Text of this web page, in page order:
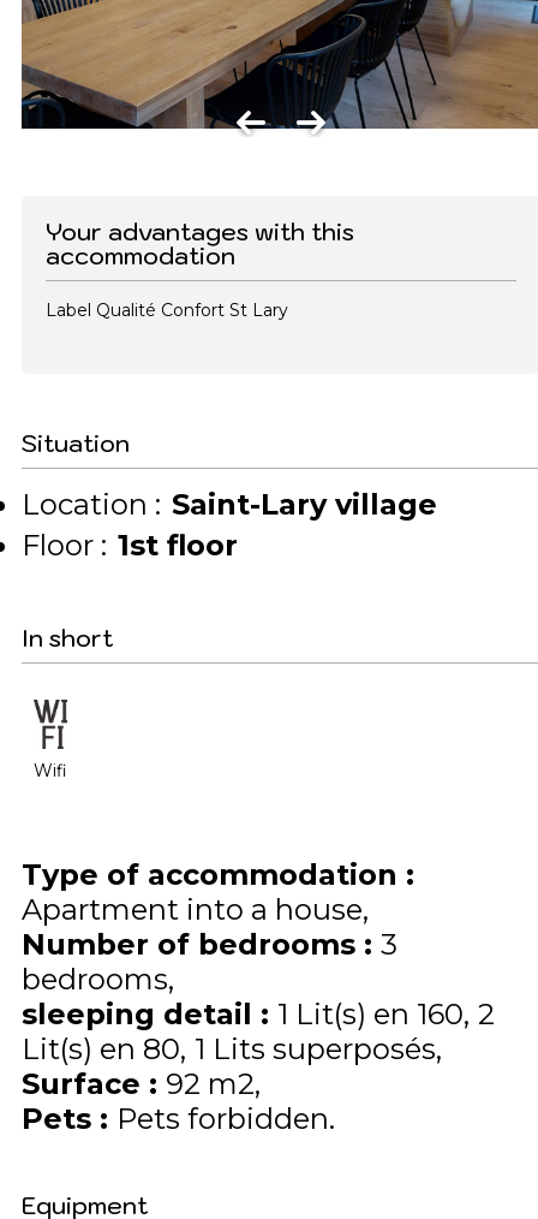
Your advantages with this
accommodation
Label Qualité Confort St Lary
Situation
Location : Saint-Lary village
Floor : 1st floor
In short
Wifi
Type of accommodation :
Apartment into a house
Number of bedrooms : 3
bedrooms
sleeping detail : 1 Lit(s) en 160 2
Lit(s) en 80 1 Lits superposés
Surface : 92 m2
Pets : Pets forbidden
Equipment